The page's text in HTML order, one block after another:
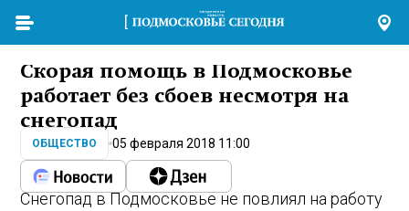
Скорая помощь в Подмосковье
работает без сбоев несмотря на
снегопад
ОБЩЕСТВО 05 февраля 2018 11:00
Снегопад в Подмосковье не повлиял на работу